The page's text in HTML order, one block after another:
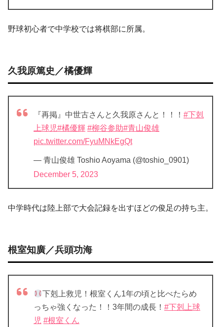
野球初心者で中学校では将棋部に所属。
久我原篤史／橘優輝
『再掲』中世古さんと久我原さんと！！！ #下剋
上球児#橘優輝 #柳谷参助#青山俊雄
pic.twitter.com/FyuMNkEgQt
— 青山俊雄 Toshio Aoyama (@toshio_0901)
December 5, 2023
中学時代は陸上部で大会記録を出すほどの俊足の持ち主。
根室知廣／兵頭功海
下剋上救児！根室くん1年の頃と比べたらめ
っちゃ強くなった！！3年間の成長！ #下剋上球
児 #根室くん